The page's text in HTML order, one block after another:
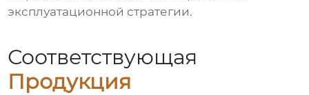
эксплуатационной стратегии.
Соответствующая
Продукция